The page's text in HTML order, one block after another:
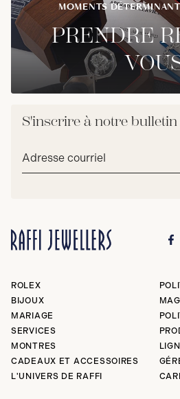
MOMENTS
PRENDRE
S'inscrire à notre
Adresse
ROLEX
BIJOUX
MARIAGE
SERVICES
MONTRES
CADEAUX ET ACCESSOIRES
L'UNIVERS DE RAFFI